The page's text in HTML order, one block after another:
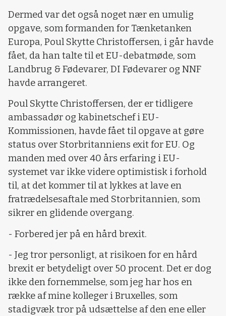
Dermed var det også noget nær en umulig
opgave, som formanden for Tænketanken
Europa, Poul Skytte Christoffersen, i går havde
fået, da han talte til et EU-debatmøde, som
Landbrug & Fødevarer, DI Fødevarer og NNF
havde arrangeret.
Poul Skytte Christoffersen, der er tidligere
ambassadør og kabinetschef i EU-
Kommissionen, havde fået til opgave at gøre
status over Storbritanniens exit for EU. Og
manden med over 40 års erfaring i EU-
systemet var ikke videre optimistisk i forhold
til, at det kommer til at lykkes at lave en
fratrædelsesaftale med Storbritannien, som
sikrer en glidende overgang.
- Forbered jer på en hård brexit.
- Jeg tror personligt, at risikoen for en hård
brexit er betydeligt over 50 procent. Det er dog
ikke den fornemmelse, som jeg har hos en
række af mine kolleger i Bruxelles, som
stadigvæk tror på udsættelse af den ene eller